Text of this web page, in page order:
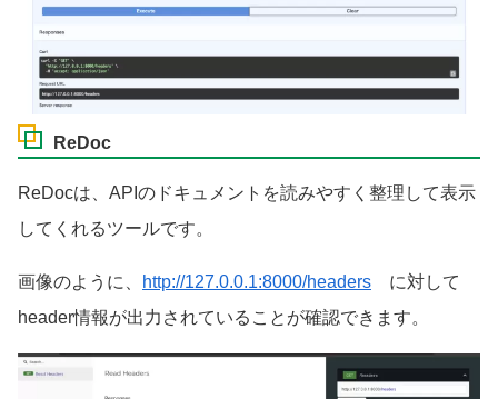
ReDoc
ReDocは、APIのドキュメントを読みやすく整理して表示
してくれるツールです。
画像のように、 http://127.0.0.1:8000/headers に対して
header情報が出力されていることが確認できます。